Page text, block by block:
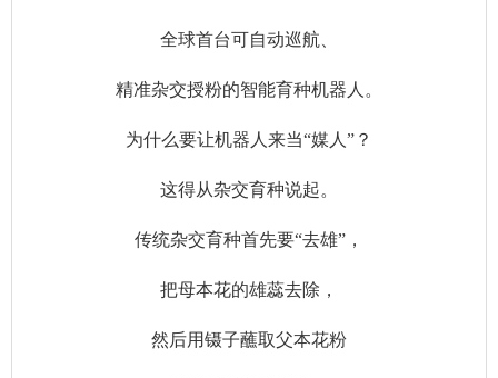
全球首台可自动巡航、
精准杂交授粉的智能育种机器人。
为什么要让机器人来当“媒人”？
这得从杂交育种说起。
传统杂交育种首先要“去雄”，
把母本花的雄蕊去除，
然后用镊子蘸取父本花粉